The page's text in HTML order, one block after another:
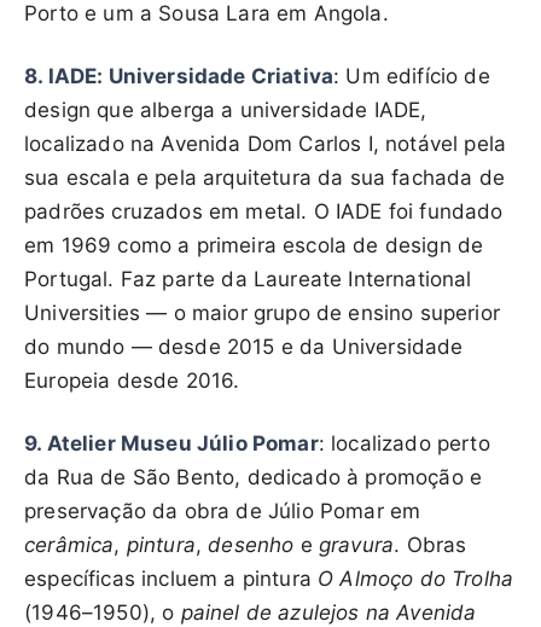
Porto e um a Sousa Lara em Angola.
8. IADE: Universidade Criativa: Um edifício de
design que alberga a universidade IADE,
localizado na Avenida Dom Carlos I, notável pela
sua escala e pela arquitetura da sua fachada de
padrões cruzados em metal. O IADE foi fundado
em 1969 como a primeira escola de design de
Portugal. Faz parte da Laureate International
Universities — o maior grupo de ensino superior
do mundo — desde 2015 e da Universidade
Europeia desde 2016.
9. Atelier Museu Júlio Pomar: localizado perto
da Rua de São Bento, dedicado à promoção e
preservação da obra de Júlio Pomar em
cerâmica, pintura,desenho e gravura. Obras
específicas incluem a pintura O Almoço do Trolha
(1946–1950), o painel de azulejos na Avenida